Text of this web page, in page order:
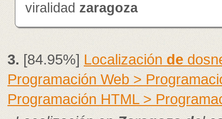
viralidad zaragoza
3.[84.95%] Localizaciónde
Programación Web >
Programación HTML >